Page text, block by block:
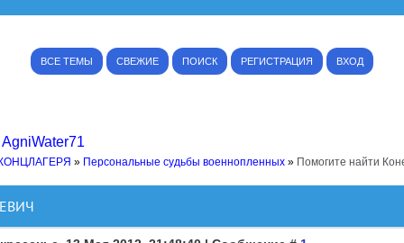
ВСЕ ТЕМЫ СВЕЖИЕ ПОИСК РЕГИСТРАЦИЯ ВХОД
AgniWater71
» Персональные судьбы военнопленных » Помогите найти